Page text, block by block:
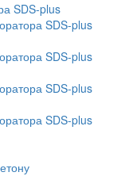
SDS-plus
SDS-plus
SDS-plus
SDS-plus
SDS-plus